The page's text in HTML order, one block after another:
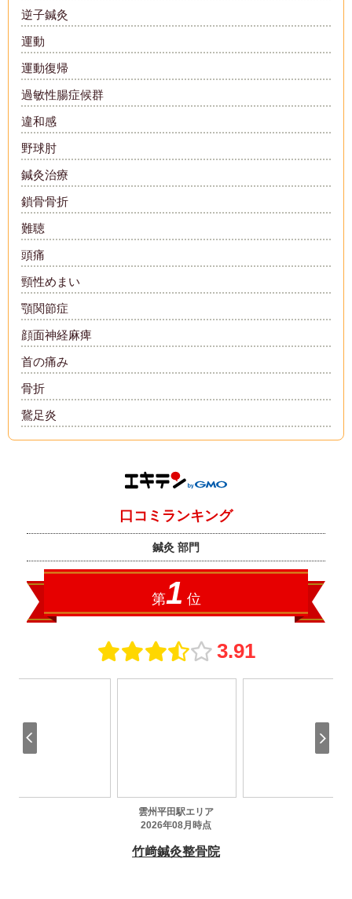
逆子鍼灸
運動
運動復帰
過敏性腸症候群
違和感
野球肘
鍼灸治療
鎖骨骨折
難聴
頭痛
頸性めまい
顎関節症
顔面神経麻痺
首の痛み
骨折
鵞足炎